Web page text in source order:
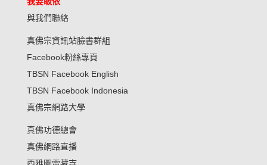
與我們聯絡
真佛宗資訊站臉書群組
Facebook粉絲專頁
TBSN Facebook English
TBSN Facebook Indonesia
真佛宗網路大學
真佛功德總會
真佛網路直播
西雅圖雷藏寺